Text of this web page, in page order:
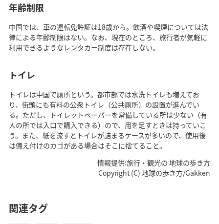
年齢制限
中国では、車の運転免許証は18歳から。飲酒や喫煙については法
律による年齢制限はない。なお、現在のところ、旅行者が気軽に
利用できるようなレンタカー制度は存在しない。
トイレ
トイレは中国で厠所という。都市部では水洗トイレも増えてお
り、街頭にも有料の公衆トイレ（公共厠所）の設置が進んでい
る。ただし、トイレットペーパーを常備している所は少ない（有
人の所では入口で購入できる）ので、用を足すときは持っていこ
う。また、紙を流すとトイレが詰まるケースが多いので、使用後
は備え付けのカゴがある場合はそこに捨てること。
情報提供:旅行・観光の 地球の歩き方
Copyright (C) 地球の歩き方/Gakken
関連タグ